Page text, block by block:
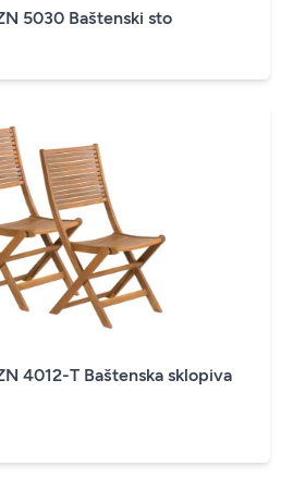
5030 Baštenski sto
4012-T Baštenska sklopiva